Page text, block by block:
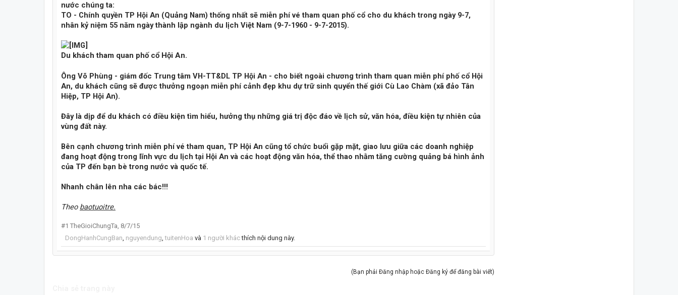
nước chúng ta:
TO - Chính quyền TP Hội An (Quảng Nam) thống nhất sẽ miễn phí vé tham quan phố cổ cho du khách trong ngày 9-7,
nhân kỷ niệm 55 năm ngày thành lập ngành du lịch Việt Nam (9-7-1960 - 9-7-2015).
Du khách tham quan phố cổ Hội An.
Ông Võ Phùng - giám đốc Trung tâm VH-TT&DL TP Hội An - cho biết ngoài chương trình tham quan miễn phí phố cổ Hội
An, du khách cũng sẽ được thưởng ngoạn miễn phí cảnh đẹp khu dự trữ sinh quyển thế giới Cù Lao Chàm (xã đảo Tân
Hiệp, TP Hội An).
Đây là dịp để du khách có điều kiện tìm hiểu, hưởng thụ những giá trị độc đáo về lịch sử, văn hóa, điều kiện tự nhiên của
vùng đất này.
Bên cạnh chương trình miễn phí vé tham quan, TP Hội An cũng tổ chức buổi gặp mặt, giao lưu giữa các doanh nghiệp
đang hoạt động trong lĩnh vực du lịch tại Hội An và các hoạt động văn hóa, thể thao nhằm tăng cường quảng bá hình ảnh
của TP đến bạn bè trong nước và quốc tế.
Nhanh chân lên nha các bác!!!
Theo baotuoitre.
#1 TheGioiChungTa, 8/7/15
DongHanhCungBan, nguyendung,tuitenHoa và 1 người khácthích nội dung này.
(Bạn phải Đăng nhập hoặc Đăng ký để đăng bài viết)